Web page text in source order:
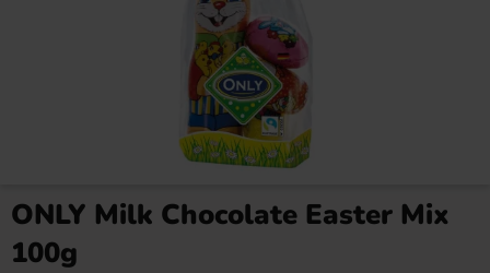
ONLY Milk Chocolate Easter Mix
100g